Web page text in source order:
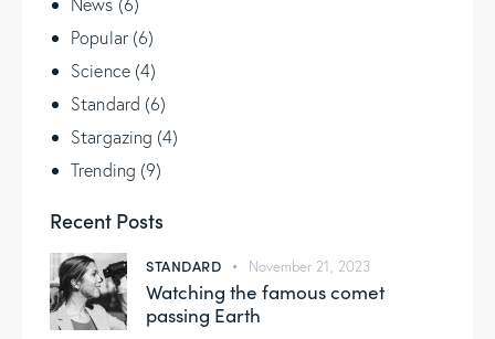
News (6)
Popular(6)
Science(4)
Standard (6)
Stargazing (4)
Trending (9)
Recent Posts
STANDARD November 21, 2023
Watching the famous comet
passing Earth